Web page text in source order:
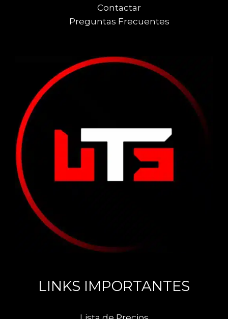
Contactar
Preguntas Frecuentes
LINKS IMPORTANTES